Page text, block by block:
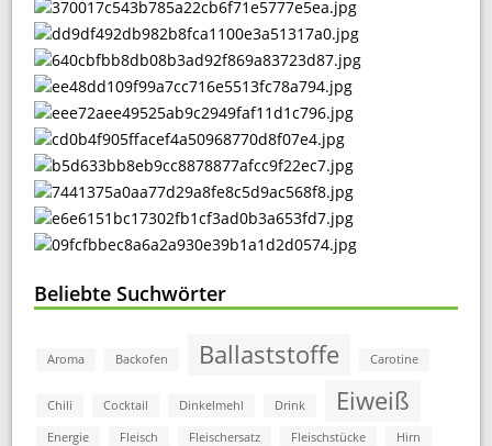
Beliebte Suchwörter
Aroma Backofen Ballaststoffe Carotine
Chili Cocktail Dinkelmehl Drink Eiweiß
Energie Fleisch Fleischersatz Fleischstücke
Hirn